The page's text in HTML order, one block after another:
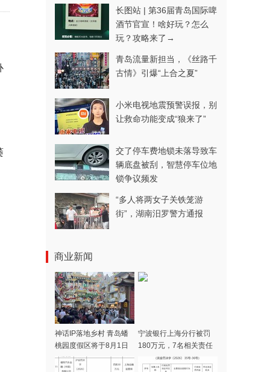
长图站 | 第36届青岛国际啤
酒节官宣！啥好玩？怎么
玩？攻略来了→
青岛流量新担当，《丝路千
古情》引爆“上合之夏”
小米电视地震预警误报，别
让救命功能变成“狼来了”
交了停车费地锁未落导致车
辆底盘被刮，智慧停车位地
锁争议频发
“多人将两女子关铁笼游
街”，湖南汨罗警方通报
商业新闻
神话IP落地乡村 青岛蟠
桃园度假区将于8月1日
开门迎客
宁波银行上海分行被罚
180万元，7名相关责任
人同时被警告